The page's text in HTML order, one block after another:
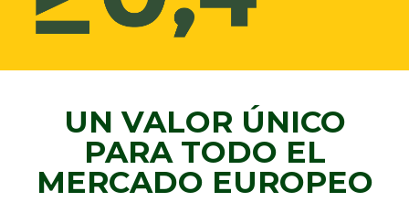
UN VALOR ÚNICO
PARA TODO EL
MERCADO EUROPEO